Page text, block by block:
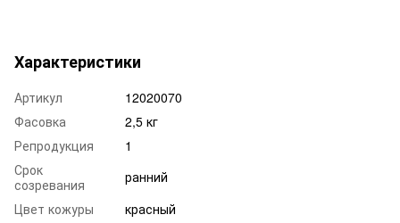
Характеристики
Артикул
12020070
Фасовка
2,5 кг
Репродукция
1
Срок
созревания
ранний
Цвет кожуры
красный